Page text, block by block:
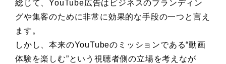
総じて、YouTube広告はビジネスのブランディン
グや集客のために非常に効果的な手段の一つと言え
ます。
しかし、本来のYouTubeのミッションである“動画
体験を楽しむ”という視聴者側の立場を考えなが